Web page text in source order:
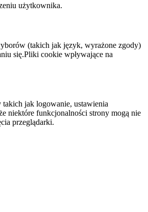
użytkownika.
(takich jak język, wyrażone zgody)
się.Pliki cookie wpływające na
takich jak logowanie, ustawienia
niektóre funkcjonalności strony mogą nie
przeglądarki.